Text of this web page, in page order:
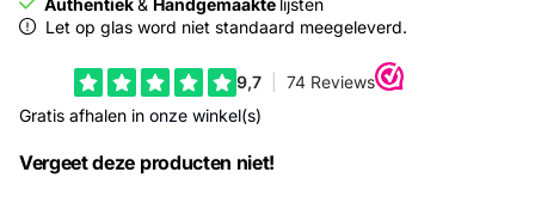
Authentiek& Handgemaakte lijsten
Let op glas word niet standaard meegeleverd.
Gratis afhalen in onze winkel(s)
Vergeet deze producten niet!